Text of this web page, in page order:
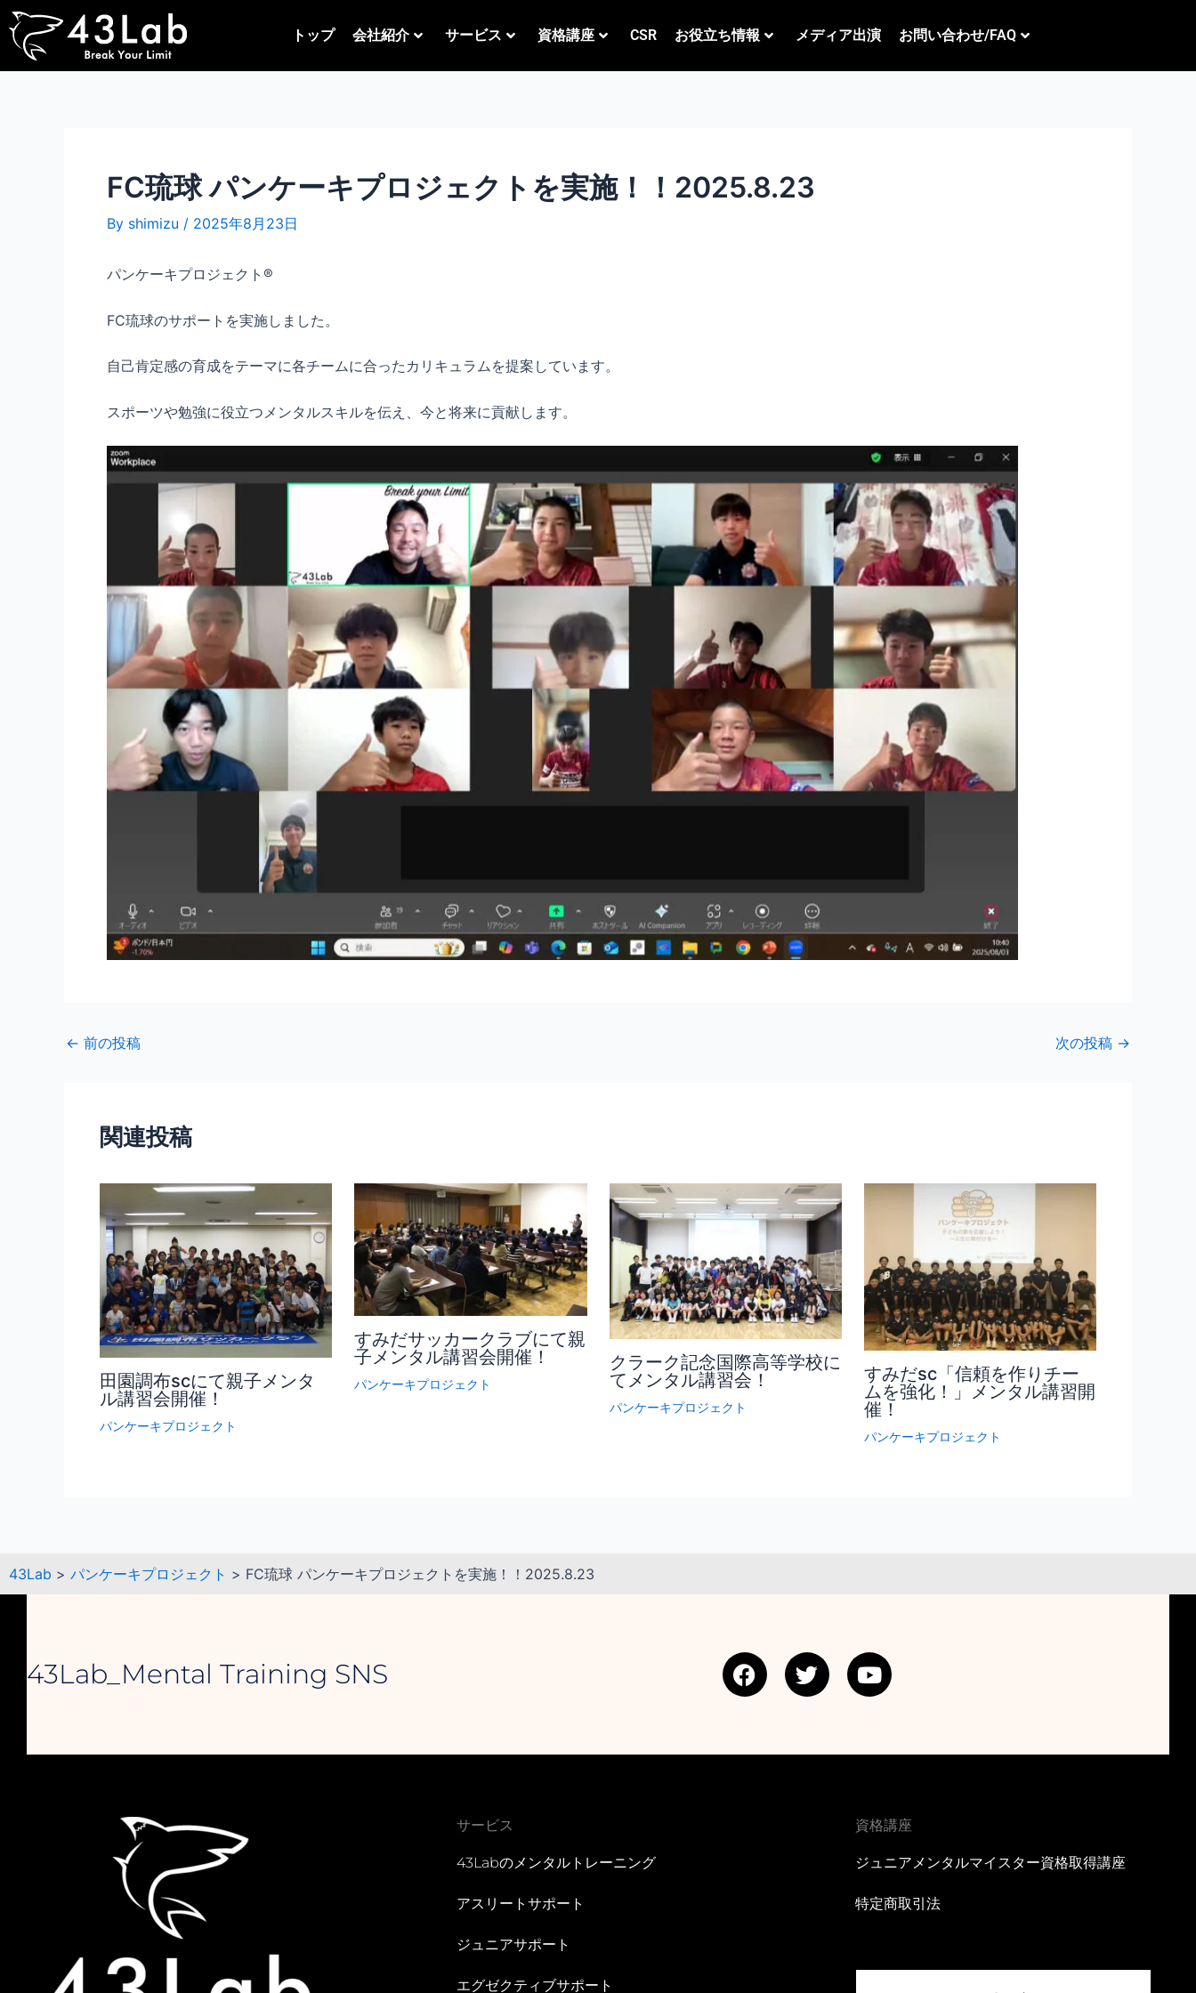
内
容
トップ 会社紹介 サービス 資格講座 CSR お役立ち情報 メディア出演 お問い合わせ/FAQ
FC琉球 パンケーキプロジェクトを実施！！2025.8.23
By shimizu / 2025年8月23日
パンケーキプロジェクト®︎
FC琉球のサポートを実施しました。
自己肯定感の育成をテーマに各チームに合ったカリキュラムを提案しています。
スポーツや勉強に役立つメンタルスキルを伝え、今と将来に貢献します。
Post
navigation
← 前の投稿 次の投稿 →
関連投稿
田園調布scにて親子メンタ
ル講習会開催！
パンケーキプロジェクト
すみだサッカークラブにて親
子メンタル講習会開催！
パンケーキプロジェクト
クラーク記念国際高等学校に
てメンタル講習会！
パンケーキプロジェクト
すみだsc「信頼を作りチー
ムを強化！」メンタル講習開
催！
パンケーキプロジェクト
43Lab > パンケーキプロジェクト > FC琉球 パンケーキプロジェクトを実施！！2025.8.23
43Lab_Mental Training SNS
F
a
b
T
w
t
Y
o
u
サービス
43Labのメンタルトレーニング
アスリートサポート
ジュニアサポート
エグゼクティブサポート
資格講座
ジュニアメンタルマイスター資格取得講座
特定商取引法